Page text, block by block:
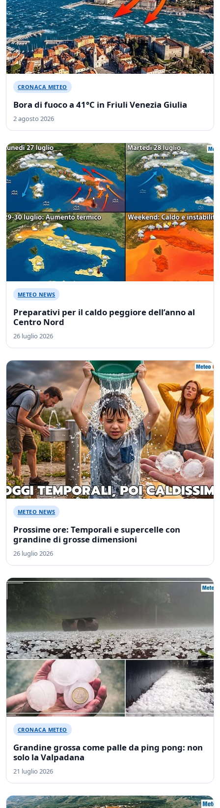
CRONACA METEO
Bora di fuoco a 41°C in Friuli Venezia Giulia
2 agosto 2026
METEO NEWS
Preparativi per il caldo peggiore dell’anno al
Centro Nord
26 luglio 2026
METEO NEWS
Prossime ore: Temporali e supercelle con
grandine di grosse dimensioni
26 luglio 2026
CRONACA METEO
Grandine grossa come palle da ping pong: non
solo la Valpadana
21 luglio 2026